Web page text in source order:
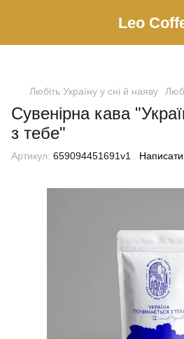
Leo
Любіть Україну у сні й наяву
Сувенірна кава
з тебе"
Артикул: 659094451691v1 Написати